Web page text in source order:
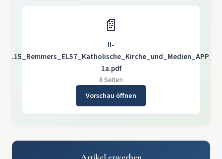
📄
II-
1.2.15_Remmers_EL57_Katholische_Kirche_und_Medien_APP_X-
1a.pdf
8 Seiten
Vorschau öffnen